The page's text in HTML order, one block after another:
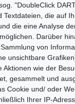
"DoubleClick
Textdateien, die auf
die eine Analyse
Darüber
von
unsichtbare
Aktionen wie der
gesammelt und
Cookie und/ oder
Ihrer IP-